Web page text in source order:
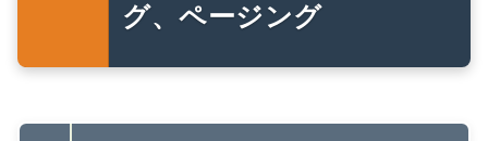
グ、ページング